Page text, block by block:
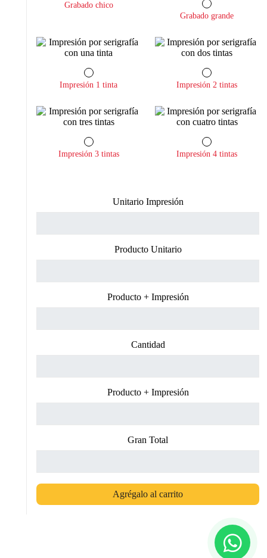
Grabado chico
Grabado grande
Impresión 1 tinta Impresión 2 tintas
Impresión 3 tintas Impresión 4 tintas
Unitario Impresión
Producto Unitario
Producto + Impresión
Cantidad
Producto + Impresión
Gran Total
Agrégalo al carrito